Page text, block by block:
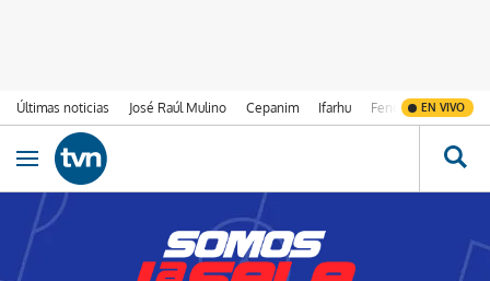
Últimas noticias José Raúl Mulino Cepanim Ifarhu Fenómeno de El
EN VIVO
Ir al contenido
Obrir navegació